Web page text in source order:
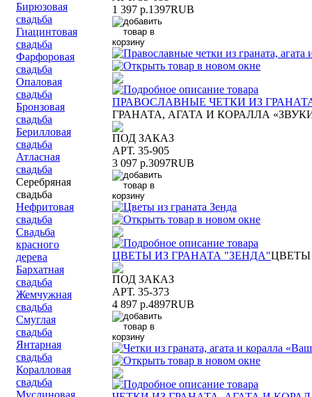
Бирюзовая
свадьба
Гиацинтовая
свадьба
Фарфоровая
свадьба
Опаловая
свадьба
Бронзовая
свадьба
Берилловая
свадьба
Атласная
свадьба
Серебряная
свадьба
Нефритовая
свадьба
Свадьба
красного
дерева
Бархатная
свадьба
Жемчужная
свадьба
Смуглая
свадьба
Янтарная
свадьба
Коралловая
свадьба
Муслиновая
1 397 р.1397RUB
ПРАВОСЛАВНЫЕ ЧЕТКИ ИЗ
ГРАНАТА, АГАТА И КОРАЛЛА
ПОД ЗАКАЗ
АРТ. 35-905
3 097 р.3097RUB
ЦВЕТЫ ИЗ ГРАНАТА "ЗЕНДА"ЦВЕТЫ
ПОД ЗАКАЗ
АРТ. 35-373
4 897 р.4897RUB